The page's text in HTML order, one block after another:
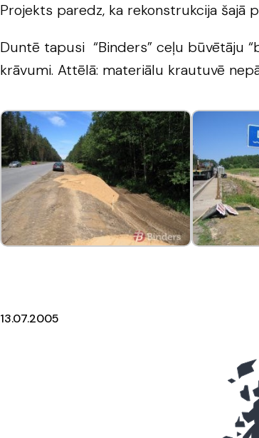
Projekts paredz, ka rekonstrukcija šajā
Duntē tapusi “Binders” ceļu būvētāju
krāvumi. Attēlā: materiālu krautuvē
13.07.2005